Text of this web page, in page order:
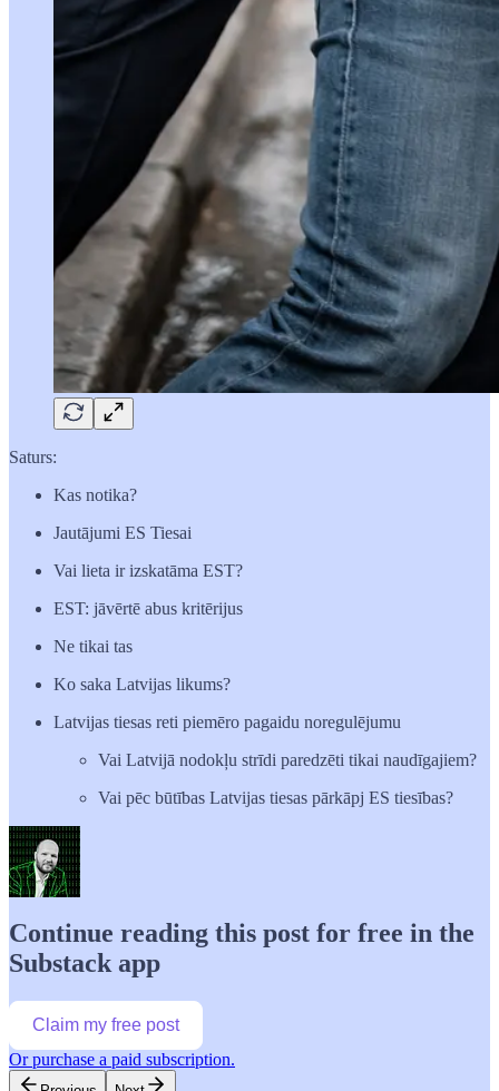
Saturs:
Kas notika?
Jautājumi ES Tiesai
Vai lieta ir izskatāma EST?
EST: jāvērtē abus kritērijus
Ne tikai tas
Ko saka Latvijas likums?
Latvijas tiesas reti piemēro pagaidu noregulējumu
Vai Latvijā nodokļu strīdi paredzēti tikai naudīgajiem?
Vai pēc būtības Latvijas tiesas pārkāpj ES tiesības?
Continue reading this post for free in the
Substack app
Claim my free post
Or purchase a paid subscription.